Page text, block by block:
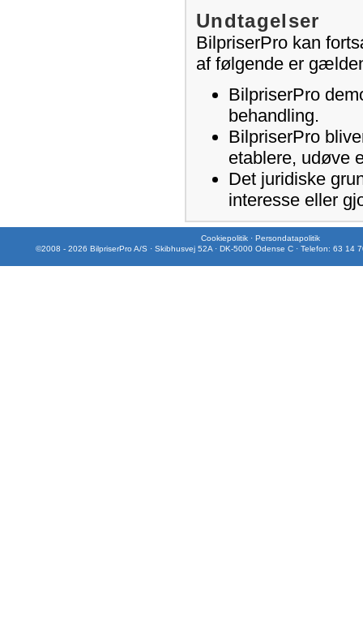
Undtagelser
BilpriserPro kan
af følgende er
BilpriserPro
behandling.
BilpriserPro
etablere, udøve
Det juridiske
interesse eller
Cookiepolitik · Persondatapolitik
©2008 - 2026 BilpriserPro A/S · Skibhusvej 52A · DK-5000 Odense C · Telefon: 63 14